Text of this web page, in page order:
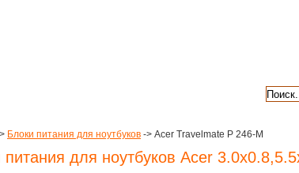
Блоки питания для ноутбуков -> Acer Travelmate P 246-M
питания для ноутбуков Acer